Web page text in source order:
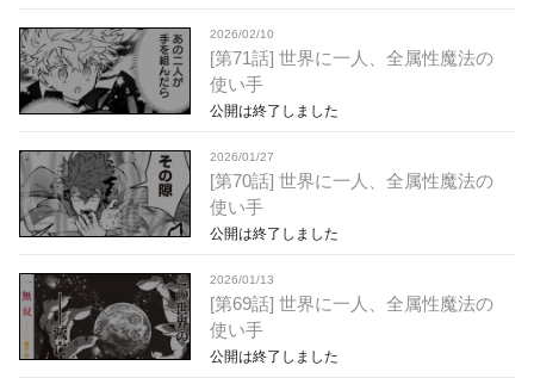
2026/02/10
[第71話] 世界に一人、全属性魔法の
使い手
公開は終了しました
2026/01/27
[第70話] 世界に一人、全属性魔法の
使い手
公開は終了しました
2026/01/13
[第69話] 世界に一人、全属性魔法の
使い手
公開は終了しました